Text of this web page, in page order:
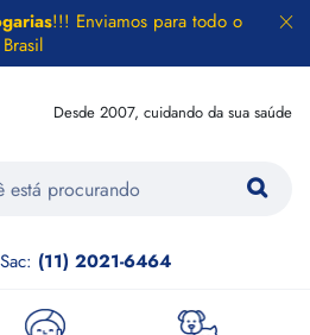
!!! Enviamos para todo o
Brasil
Desde 2007, cuidando da sua saúde
(11) 2021-6464